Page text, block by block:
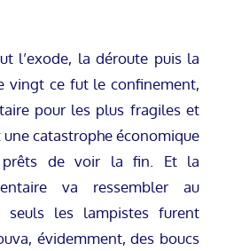
l’exode, la déroute puis la
vingt ce fut le confinement,
pour les plus fragiles et
catastrophe économique
prêts de voir la fin. Et la
va ressembler au
seuls les lampistes furent
évidemment, des boucs